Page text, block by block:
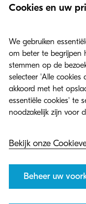
Cookies en uw
We gebruiken
om beter te begrijpen
stemmen op de
selecteer 'Alle
akkoord met het
essentiële cookies' te
Bekijk onze
Beheer uw